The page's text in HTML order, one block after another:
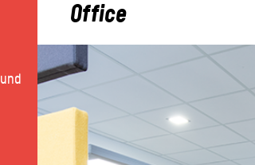
Office